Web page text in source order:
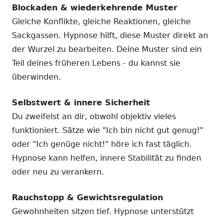
Blockaden & wiederkehrende Muster
Gleiche Konflikte, gleiche Reaktionen, gleiche
Sackgassen. Hypnose hilft, diese Muster direkt an
der Wurzel zu bearbeiten. Deine Muster sind ein
Teil deines früheren Lebens - du kannst sie
überwinden.
Selbstwert & innere Sicherheit
Du zweifelst an dir, obwohl objektiv vieles
funktioniert. Sätze wie "Ich bin nicht gut genug!"
oder "Ich genüge nicht!" höre ich fast täglich.
Hypnose kann helfen, innere Stabilität zu finden
oder neu zu verankern.
Rauchstopp & Gewichtsregulation
Gewohnheiten sitzen tief. Hypnose unterstützt